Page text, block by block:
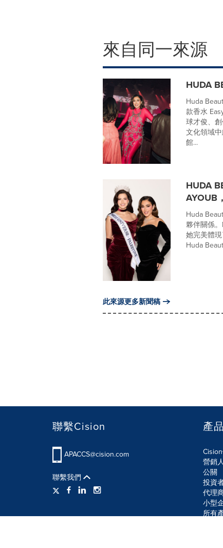
來自同一來源
HUDA
Huda
款香水
球才俊、
文化領域
館...
HUDA
AYOUB
Huda
夥伴關係
她完美體
Huda
此來源更多新聞稿
聯繫Cision
APACCS@cision.com
聯繫我們
產品
營銷
公關
投資
代理
小型
所有